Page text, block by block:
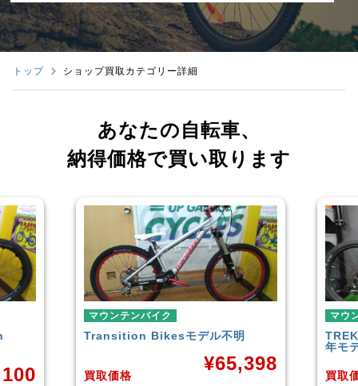
トップ ショップ買取カテゴリー詳細
あなたの自転車、
納得価格で買い取ります
マウンテンバイク
TREKROSCOE7 DISC 2020-21
買取価格 ¥48,580
マウ
買取